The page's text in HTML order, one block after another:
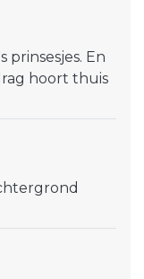
prinsesjes. En
hoort thuis